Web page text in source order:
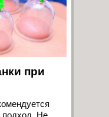
при